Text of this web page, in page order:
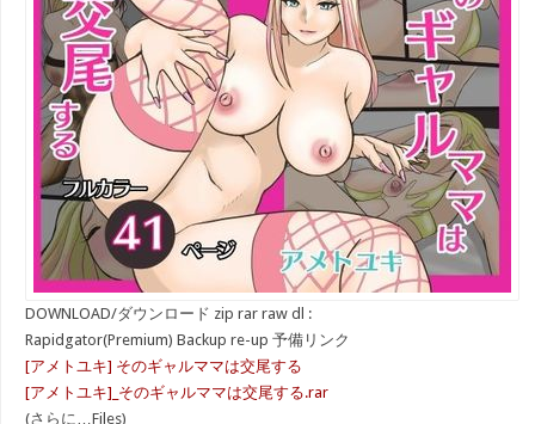
DOWNLOAD/ダウンロード zip rar raw dl :
Rapidgator(Premium) Backup re-up 予備リンク
[アメトユキ] そのギャルママは交尾する
[アメトユキ]_そのギャルママは交尾する.rar
(さらに…Files)